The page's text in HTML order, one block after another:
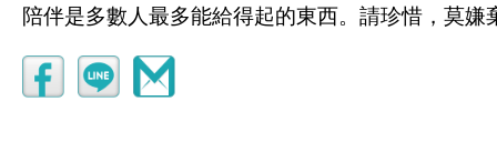
陪伴是多數人最多能給得起的東西。請珍惜，莫嫌